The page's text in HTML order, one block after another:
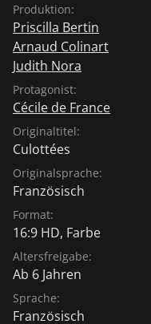
Produktion:
Priscilla Bertin
Arnaud Colinart
Judith Nora
Protagonist:
Cécile de France
Originaltitel:
Culottées
Originalsprache:
Französisch
Format:
16:9 HD, Farbe
Altersfreigabe:
Ab 6 Jahren
Sprache:
Französisch